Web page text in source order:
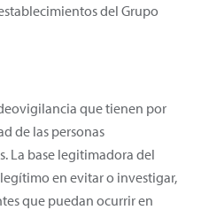
del Grupo
que tienen por
de las personas
La base legitimadora del
en evitar o investigar,
que puedan ocurrir en